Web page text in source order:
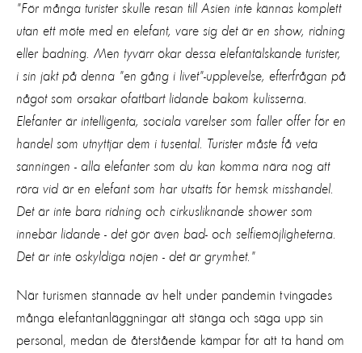
"För många turister skulle resan till Asien inte kännas komplett
utan ett möte med en elefant, vare sig det är en show, ridning
eller badning. Men tyvärr ökar dessa elefantälskande turister,
i sin jakt på denna "en gång i livet"-upplevelse, efterfrågan på
något som orsakar ofattbart lidande bakom kulisserna.
Elefanter är intelligenta, sociala varelser som faller offer för en
handel som utnyttjar dem i tusental. Turister måste få veta
sanningen - alla elefanter som du kan komma nära nog att
röra vid är en elefant som har utsatts för hemsk misshandel.
Det är inte bara ridning och cirkusliknande shower som
innebär lidande - det gör även bad- och selfiemöjligheterna.
Det är inte oskyldiga nöjen - det är grymhet."
När turismen stannade av helt under pandemin tvingades
många elefantanläggningar att stänga och säga upp sin
personal, medan de återstående kämpar för att ta hand om